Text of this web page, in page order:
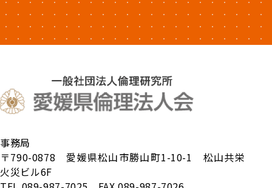
事務局
〒790-0878 愛媛県松山市勝山町1-10-1 松山共栄
火災ビル6F